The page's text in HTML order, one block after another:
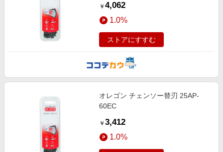
￥ 4,062
1.0%
ストアにすすむ
オレゴン チェンソー替刃 25AP-
60EC
￥ 3,412
1.0%